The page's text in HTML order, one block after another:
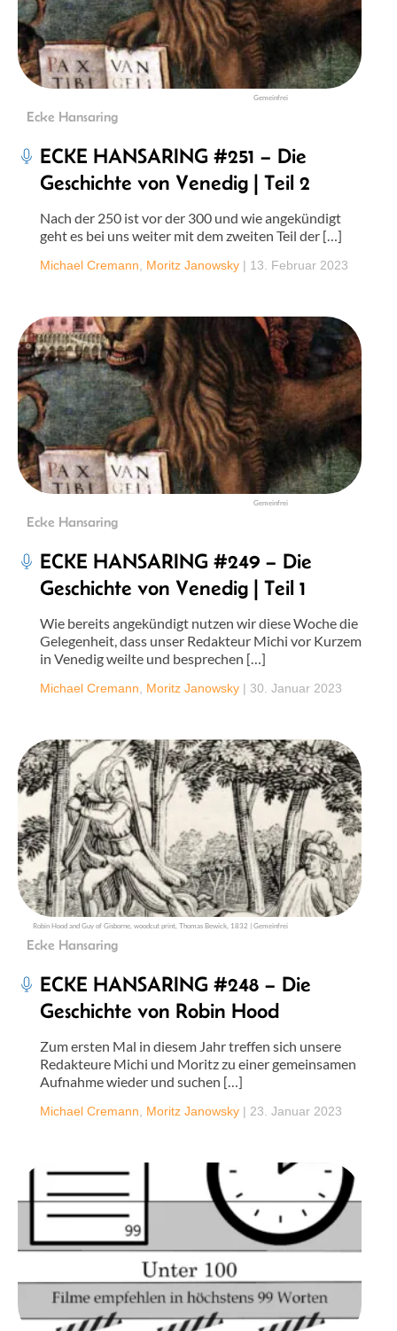
Gemeinfrei
Ecke Hansaring
ECKE HANSARING #251 – Die
Geschichte von Venedig | Teil 2
Nach der 250 ist vor der 300 und wie angekündigt
geht es bei uns weiter mit dem zweiten Teil der […]
Michael Cremann Moritz Janowsky | 13. Februar 2023
Gemeinfrei
Ecke Hansaring
ECKE HANSARING #249 – Die
Geschichte von Venedig | Teil 1
Wie bereits angekündigt nutzen wir diese Woche die
Gelegenheit, dass unser Redakteur Michi vor Kurzem
in Venedig weilte und besprechen […]
Michael Cremann Moritz Janowsky | 30. Januar 2023
Robin Hood and Guy of Gisborne, woodcut print, Thomas Bewick, 1832 | Gemeinfrei
Ecke Hansaring
ECKE HANSARING #248 – Die
Geschichte von Robin Hood
Zum ersten Mal in diesem Jahr treffen sich unsere
Redakteure Michi und Moritz zu einer gemeinsamen
Aufnahme wieder und suchen […]
Michael Cremann Moritz Janowsky | 23. Januar 2023